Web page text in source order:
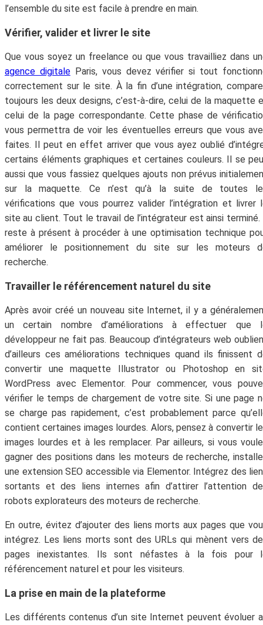
l’ensemble du site est facile à prendre en main.
Vérifier, valider et livrer le site
Que vous soyez un freelance ou que vous travailliez dans
agence digitaleParis, vous devez vérifier si tout
correctement sur le site. À la fin d’une intégration,
toujours les deux designs, c’est-à-dire, celui de la maquette
celui de la page correspondante. Cette phase de
vous permettra de voir les éventuelles erreurs que vous
faites. Il peut en effet arriver que vous ayez oublié
certains éléments graphiques et certaines couleurs. Il se
aussi que vous fassiez quelques ajouts non prévus
sur la maquette. Ce n’est qu’à la suite de toutes
vérifications que vous pourrez valider l’intégration et livrer
site au client. Tout le travail de l’intégrateur est ainsi terminé.
reste à présent à procéder à une optimisation technique
améliorer le positionnement du site sur les moteurs
recherche.
Travailler le référencement naturel du site
Après avoir créé un nouveau site Internet, il y a
un certain nombre d’améliorations à effectuer que
développeur ne fait pas. Beaucoup d’intégrateurs web
d’ailleurs ces améliorations techniques quand ils finissent
convertir une maquette Illustrator ou Photoshop en
WordPress avec Elementor. Pour commencer, vous
vérifier le temps de chargement de votre site. Si une page
se charge pas rapidement, c’est probablement parce
contient certaines images lourdes. Alors, pensez à convertir
images lourdes et à les remplacer. Par ailleurs, si vous
gagner des positions dans les moteurs de recherche,
une extension SEO accessible via Elementor. Intégrez des
sortants et des liens internes afin d’attirer l’attention
robots explorateurs des moteurs de recherche.
En outre, évitez d’ajouter des liens morts aux pages que
intégrez. Les liens morts sont des URLs qui mènent vers
pages inexistantes. Ils sont néfastes à la fois pour
référencement naturel et pour les visiteurs.
La prise en main de la plateforme
Les différents contenus d’un site Internet peuvent évoluer